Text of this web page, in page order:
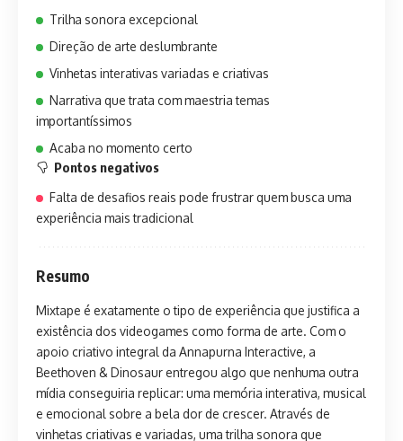
Trilha sonora excepcional
Direção de arte deslumbrante
Vinhetas interativas variadas e criativas
Narrativa que trata com maestria temas
importantíssimos
Acaba no momento certo
Pontos negativos
Falta de desafios reais pode frustrar quem busca uma
experiência mais tradicional
Resumo
Mixtape é exatamente o tipo de experiência que justifica a
existência dos videogames como forma de arte. Com o
apoio criativo integral da Annapurna Interactive, a
Beethoven & Dinosaur entregou algo que nenhuma outra
mídia conseguiria replicar: uma memória interativa, musical
e emocional sobre a bela dor de crescer. Através de
vinhetas criativas e variadas, uma trilha sonora que